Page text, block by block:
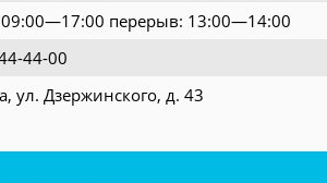
09:00—17:00 перерыв: 13:00—14:00
44-00
ул. Дзержинского, д. 43